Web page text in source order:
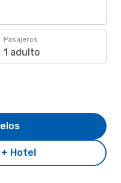
Pasajeros
1 adulto
Hotel